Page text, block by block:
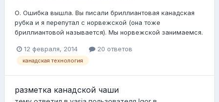
О. Ошибка вышла. Вы писали бриллиантовая канадская
рубка и я перепутал с норвежской (она тоже
бриллиантовой называется). Мы норвежской занимаемся.
12 февраля, 2014 20 ответов
канадская технология
разметка канадской чаши